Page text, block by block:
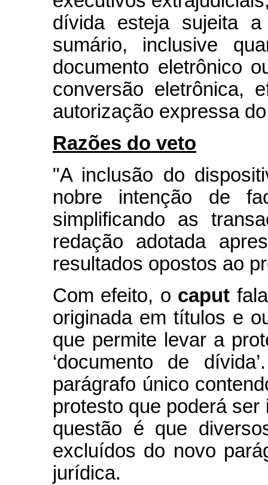
dívida esteja sujeita a
sumário, inclusive
documento eletrônico
conversão eletrônica,
autorização expressa
Razões do veto
"A inclusão do
nobre intenção de
simplificando as
redação adotada
resultados opostos ao
Com efeito, o caput
originada em títulos e
que permite levar a
‘documento de
parágrafo único
protesto que poderá
questão é que
excluídos do novo
jurídica.